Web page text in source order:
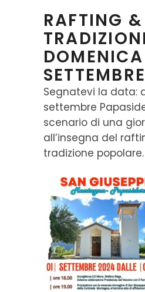
RAFTING &
DOMENICA
Segnatevi la data:
settembre
scenario di una
all’insegna del
tradizione popolare.